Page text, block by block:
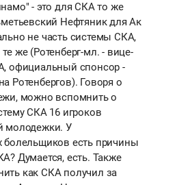
- это для СКА то же
Нефтяник для Ак
не часть системы СКА,
же (Ротенберг-мл. - вице-
официальный спонсор -
Ротенбергов). Говоря о
можно вспомнить о
СКА 16 игроков
молодежки. У
болельщиков есть причины
Думается, есть. Также
как СКА получил за